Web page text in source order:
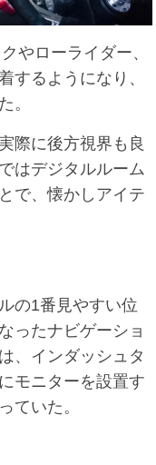
やローライダー、
するようになり、
。
際に後方視界も良
はデジタルルーム
で、懐かしアイテ
の1番見やすい位
ったナビゲーショ
、インダッシュタ
モニターを設置す
ていた。